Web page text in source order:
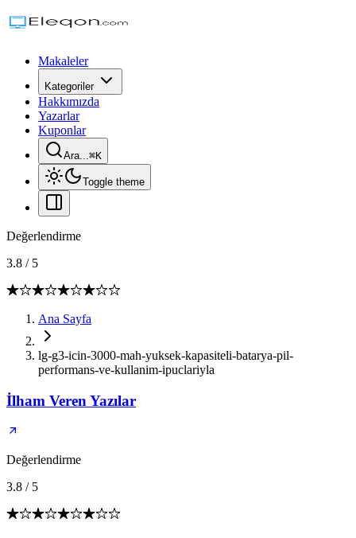
Makaleler
Kategoriler
Hakkımızda
Yazarlar
Kuponlar
Ara...⌘K
Toggle theme
Değerlendirme
3.8 / 5
Ana Sayfa
lg-g3-icin-3000-mah-yuksek-kapasiteli-batarya-pil-
performans-ve-kullanim-ipuclariyla
İlham Veren Yazılar
Değerlendirme
3.8 / 5